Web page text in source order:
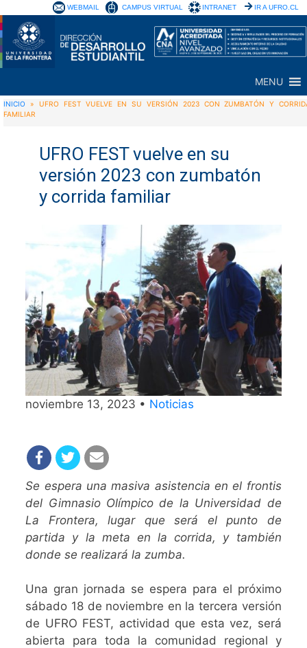
WEBMAIL CAMPUS VIRTUAL INTRANET IR A UFRO.CL
MENU
INICIO » UFRO FEST VUELVE EN SU VERSIÓN 2023 CON ZUMBATÓN Y
FAMILIAR
UFRO FEST vuelve en su
versión 2023 con zumbatón
y corrida familiar
noviembre 13, 2023 • Noticias
Se espera una masiva asistencia en el frontis
del Gimnasio Olímpico de la Universidad de
La Frontera, lugar que será el punto de
partida y la meta en la corrida, y también
donde se realizará la zumba.
Una gran jornada se espera para el próximo
sábado 18 de noviembre en la tercera versión
de UFRO FEST, actividad que esta vez, será
abierta para toda la comunidad regional y